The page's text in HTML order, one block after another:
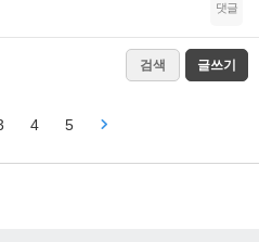
댓글
검색 글쓰기
4 5